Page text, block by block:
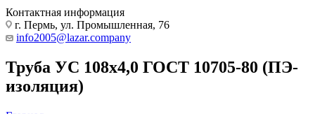
Контактная информация
г. Пермь, ул. Промышленная, 76
info2005@lazar.company
Труба УС 108х4,0 ГОСТ 10705-80 (ПЭ-
изоляция)